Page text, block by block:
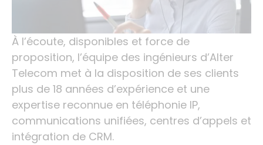
À l’écoute, disponibles et force de
proposition, l’équipe des ingénieurs d’Alter
Telecom met à la disposition de ses clients
plus de 18 années d’expérience et une
expertise reconnue en téléphonie IP,
communications unifiées, centres d’appels et
intégration de CRM.